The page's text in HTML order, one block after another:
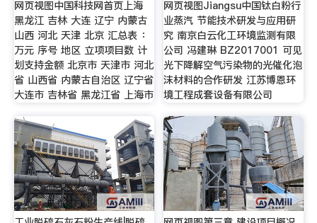
网页视图中国科技网首页上海
黑龙江 吉林 大连 辽宁 内蒙古
山西 河北 天津 北京 汇总表 ：
万元 序号 地区 立项项目数 计
划支持金额 北京市 天津市 河北
省 山西省 内蒙古自治区 辽宁省
大连市 吉林省 黑龙江省 上海市
网页视图Jiangsu中国钛白粉行
业蒸汽 节能技术研发与应用研
究 南京白云化工环境监测有限
公司 冯建琳 BZ2017001 可见
光下降解空气污染物的光催化泡
沫材料的合作研发 江苏博恩环
境工程成套设备有限公司